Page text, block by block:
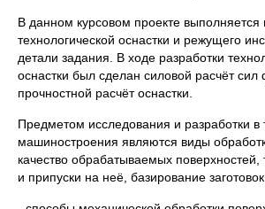
В данном курсовом проекте выполняется
технологической оснастки и режущего
детали задания. В ходе разработки
оснастки был сделан силовой расчёт
прочностной расчёт оснастки.
Предметом исследования и разработки в
машиностроения являются виды
качество обрабатываемых поверхностей,
и припуски на неё, базирование